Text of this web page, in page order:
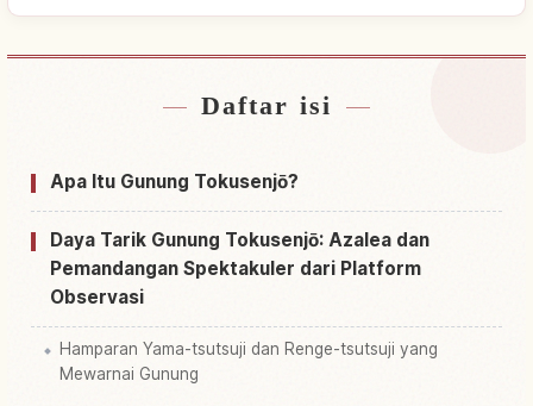
Cari penginapan dekat Gunung Tokusen Jouzan
Cari aktivitas di Gunung Tokusen Jouzan
Daftar isi
Apa Itu Gunung Tokusenjō?
Daya Tarik Gunung Tokusenjō: Azalea dan
Pemandangan Spektakuler dari Platform
Observasi
Hamparan Yama-tsutsuji dan Renge-tsutsuji yang
Mewarnai Gunung